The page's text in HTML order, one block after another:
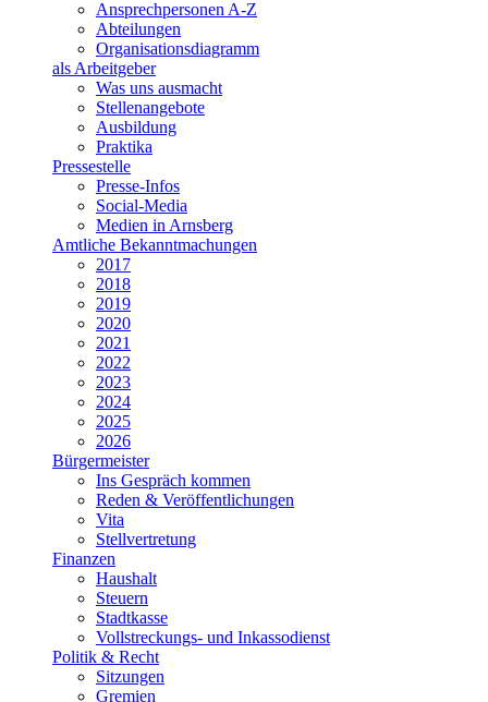
Ansprechpersonen A-Z
Abteilungen
Organisationsdiagramm
als Arbeitgeber
Was uns ausmacht
Stellenangebote
Ausbildung
Praktika
Pressestelle
Presse-Infos
Social-Media
Medien in Arnsberg
Amtliche Bekanntmachungen
2017
2018
2019
2020
2021
2022
2023
2024
2025
2026
Bürgermeister
Ins Gespräch kommen
Reden & Veröffentlichungen
Vita
Stellvertretung
Finanzen
Haushalt
Steuern
Stadtkasse
Vollstreckungs- und Inkassodienst
Politik & Recht
Sitzungen
Gremien